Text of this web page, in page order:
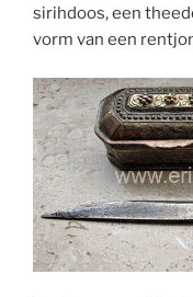
sirihdoos, een
vorm van een